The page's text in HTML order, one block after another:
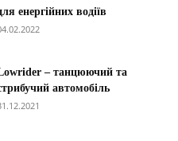
енергійних водіїв
– танцюючий та
автомобіль